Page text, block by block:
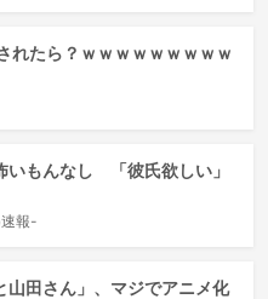
れたら？ｗｗｗｗｗｗｗｗｗ
いもんなし 「彼氏欲しい」
報-
山田さん」、マジでアニメ化